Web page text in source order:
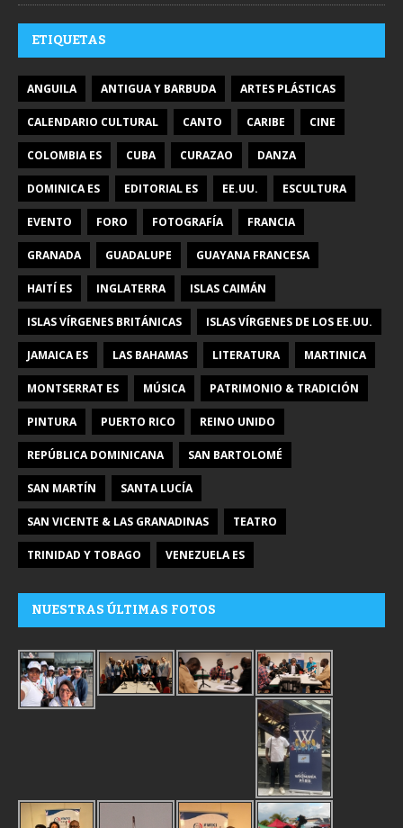
ETIQUETAS
ANGUILA ANTIGUA Y BARBUDA ARTES PLÁSTICAS
CALENDARIO CULTURAL CANTO CARIBE CINE
COLOMBIA ES CUBA CURAZAO DANZA
DOMINICA ES EDITORIAL ES EE.UU. ESCULTURA
EVENTO FORO FOTOGRAFÍA FRANCIA
GRANADA GUADALUPE GUAYANA FRANCESA
HAITÍ ES INGLATERRA ISLAS CAIMÁN
ISLAS VÍRGENES BRITÁNICAS ISLAS VÍRGENES DE LOS EE.UU.
JAMAICA ES LAS BAHAMAS LITERATURA MARTINICA
MONTSERRAT ES MÚSICA PATRIMONIO & TRADICIÓN
PINTURA PUERTO RICO REINO UNIDO
REPÚBLICA DOMINICANA SAN BARTOLOMÉ
SAN MARTÍN SANTA LUCÍA
SAN VICENTE & LAS GRANADINAS TEATRO
TRINIDAD Y TOBAGO VENEZUELA ES
NUESTRAS ÚLTIMAS FOTOS